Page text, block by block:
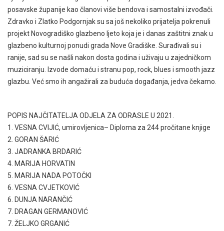
posavske županije kao članovi više bendova i samostalni izvođači.
Zdravko i Zlatko Podgornjak su sa još nekoliko prijatelja pokrenuli
projekt Novogradiško glazbeno ljeto koja je i danas zaštitni znak u
glazbeno kulturnoj ponudi grada Nove Gradiške. Surađivali su i
ranije, sad su se našli nakon dosta godina i uživaju u zajedničkom
muziciranju. Izvode domaću i stranu pop, rock, blues i smooth jazz
glazbu. Već smo ih angažirali za buduća događanja, jedva čekamo.
POPIS NAJČITATELJA ODJELA ZA ODRASLE U 2021.
1. VESNA CVIJIĆ, umirovljenica– Diploma za 244 pročitane knjige
2. GORAN ŠARIĆ
3. JADRANKA BRDARIĆ
4. MARIJA HORVATIN
5. MARIJA NADA POTOČKI
6. VESNA CVJETKOVIĆ
6. DUNJA NARANČIĆ
7. DRAGAN GERMANOVIĆ
7. ŽELJKO GRGANIĆ